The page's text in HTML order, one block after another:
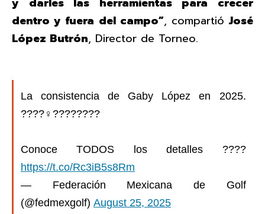
dentro y fuera del campo”, compartióJosé
López Butrón, Director de Torneo.
La consistencia de Gaby López en 2025.
????️‍♀️????????
Conoce TODOS los detalles ????
https://t.co/Rc3iB5s8Rm
— Federación Mexicana de Golf
(@fedmexgolf) August 25, 2025